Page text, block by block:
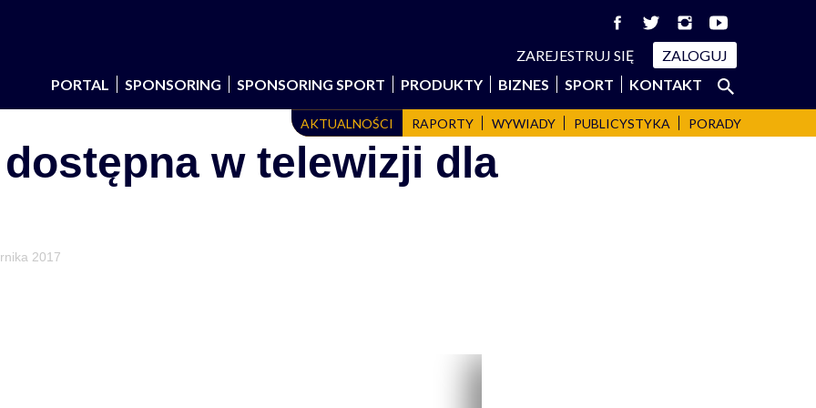
ZAREJESTRUJ SIĘ
ZALOGUJ
PORTAL
SPONSORING SPONSORING SPORT PRODUKTY BIZNES SPORT KONTAKT Szukaj:
SZUKAJ
AKTUALNOŚCI RAPORTY WYWIADY PUBLICYSTYKA PORADY
w telewizji dla
2017